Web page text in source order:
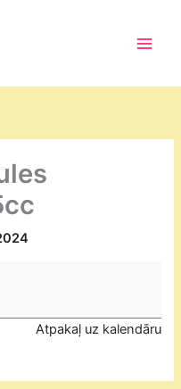
Atpakaļ uz kalendāru